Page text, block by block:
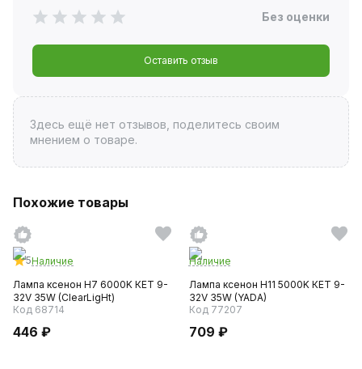
Без оценки
Оставить отзыв
Здесь ещё нет отзывов, поделитесь своим
мнением о товаре.
Похожие товары
5Наличие
Лампа ксенон H7 6000K КЕТ 9-
32V 35W (ClearLigНt)
Код 68714
446 ₽
Наличие
Лампа ксенон H11 5000K КЕТ 9-
32V 35W (YADA)
Код 77207
709 ₽